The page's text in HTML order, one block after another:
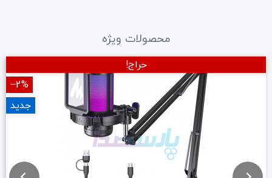
محصولات ویژه
حراج!
‎−2%
جدید